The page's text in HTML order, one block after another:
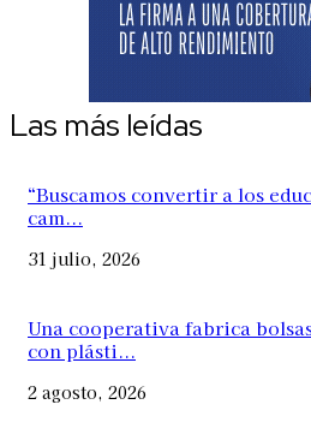
Las más leídas
“Buscamos convertir a los
cam...
31 julio, 2026
Una cooperativa fabrica
con plásti...
2 agosto, 2026